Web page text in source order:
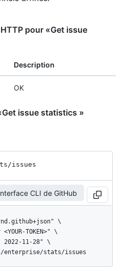
pour «Get issue
Description
OK
issue statistics »
issues
CLI de GitHub
enterprise/stats/issues